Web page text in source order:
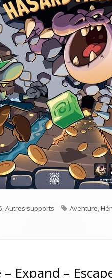
Autres supports Tags
Aventure,
Expand –